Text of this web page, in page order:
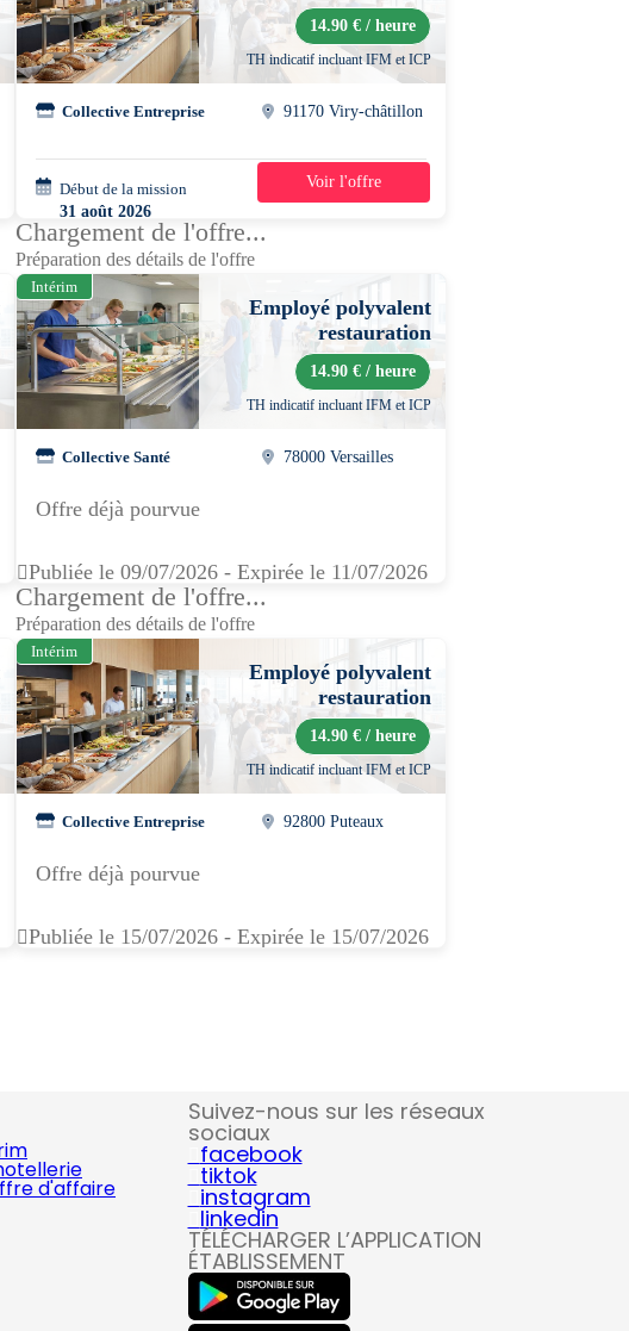
14.90 € / heure
TH indicatif incluant IFM et ICP
Collective Entreprise 91170 Viry-châtillon
Début de la mission
31 août 2026
08h30 - 15h00
2 semaines
Voir l'offre
Chargement de l'offre...
Préparation des détails de l'offre
Intérim
Employé polyvalent
restauration
14.90 € / heure
TH indicatif incluant IFM et ICP
Collective Santé 78000 Versailles
Offre déjà pourvue
Publiée le 09/07/2026 - Expirée le 11/07/2026
Chargement de l'offre...
Préparation des détails de l'offre
Intérim
Employé polyvalent
restauration
14.90 € / heure
TH indicatif incluant IFM et ICP
Collective Entreprise 92800 Puteaux
Offre déjà pourvue
Publiée le 15/07/2026 - Expirée le 15/07/2026
d'affaire
Suivez-nous sur les réseaux
sociaux
facebook
tiktok
instagram
linkedin
TÉLÉCHARGER L’APPLICATION
ÉTABLISSEMENT